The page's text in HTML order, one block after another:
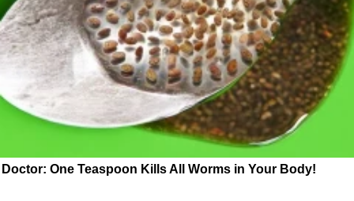
Doctor: One Teaspoon Kills All Worms in Your Body!